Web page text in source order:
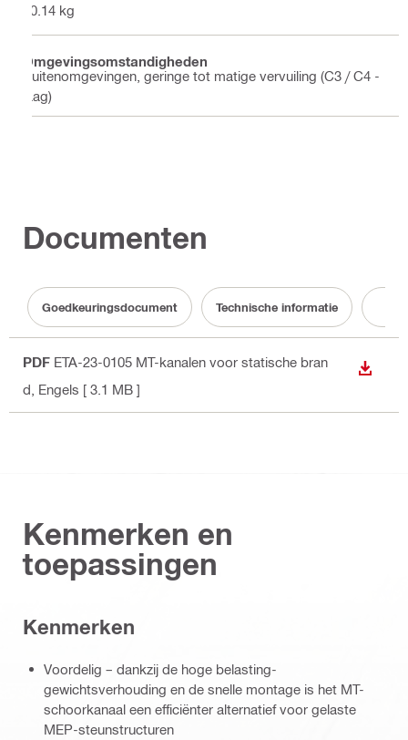
10.14 kg
Omgevingsomstandigheden
Buitenomgevingen, geringe tot matige vervuiling (C3 / C4 -
laag)
Documenten
Goedkeuringsdocument Technische informatie
PDF ETA-23-0105 MT-kanalen voor statische bran
d , Engels [ 3.1 MB ]
Kenmerken en
toepassingen
Kenmerken
Voordelig – dankzij de hoge belasting-
gewichtsverhouding en de snelle montage is het MT-
schoorkanaal een efficiënter alternatief voor gelaste
MEP-steunstructuren